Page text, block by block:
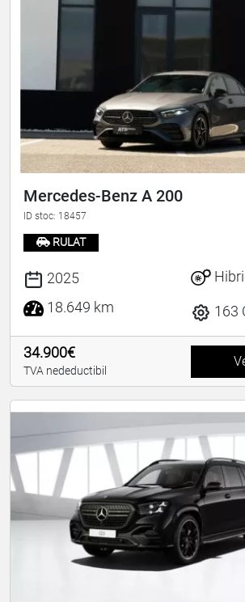
Mercedes-Benz A 200
ID stoc: 18457
RULAT
2025
18.649 km
163
34.900€
TVA nedeductibil